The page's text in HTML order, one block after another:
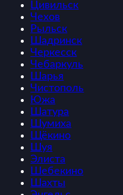
Цивильск
Чехов
Рыльск
Шадринск
Черкесск
Чебаркуль
Шарья
Чистополь
Южа
Шатура
Шумиха
Щёкино
Шуя
Элиста
Шебекино
Шахты